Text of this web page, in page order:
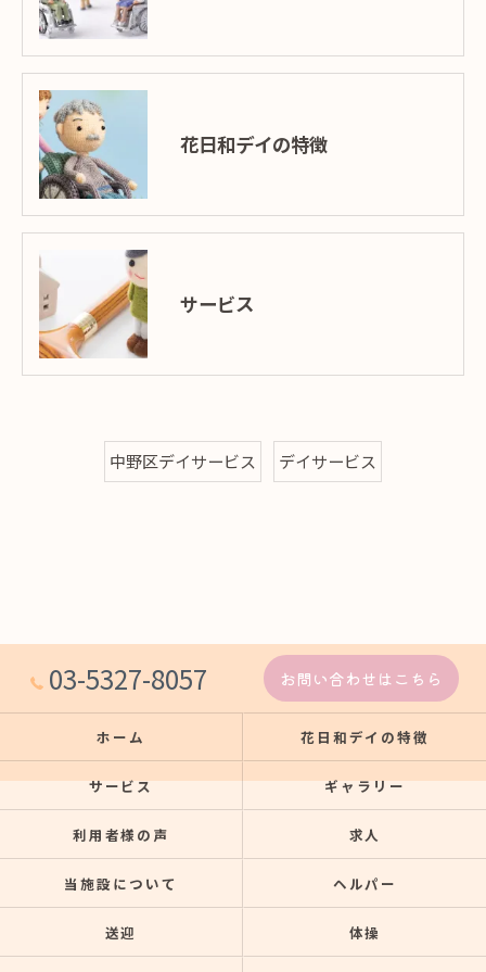
花日和デイの特徴
サービス
中野区デイサービス デイサービス
03-5327-8057 お問い合わせはこちら
ホーム 花日和デイの特徴
サービス ギャラリー
利用者様の声 求人
当施設について ヘルパー
送迎 体操